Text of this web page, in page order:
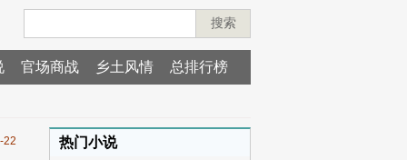
搜索
官场商战 乡土风情 总排行榜
22
热门小说